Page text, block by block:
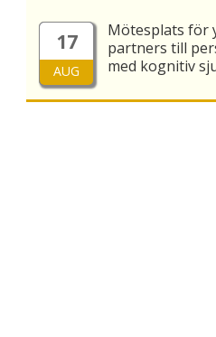
17
AUG
Mötesplats för
partners till
med kognitiv